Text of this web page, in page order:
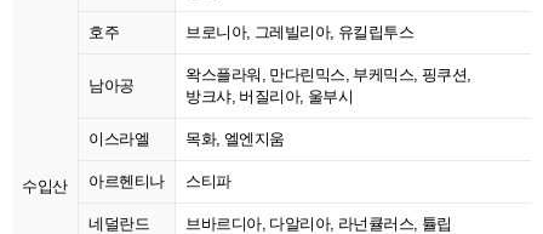
수입산
호주 브로니아, 그레빌리아, 유킬립투스
남아공
왁스플라워, 만다린믹스, 부케믹스, 핑쿠션,
방크샤, 버질리아, 울부시
이스라엘 목화, 엘엔지움
아르헨티나 스티파
네덜란드 브바르디아, 다알리아, 라넌큘러스, 튤립